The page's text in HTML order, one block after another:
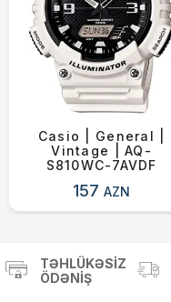
Casio | General |
Vintage | AQ-
S810WC-7AVDF
157AZN
TƏHLÜKƏSIZ
ÖDƏNIŞ